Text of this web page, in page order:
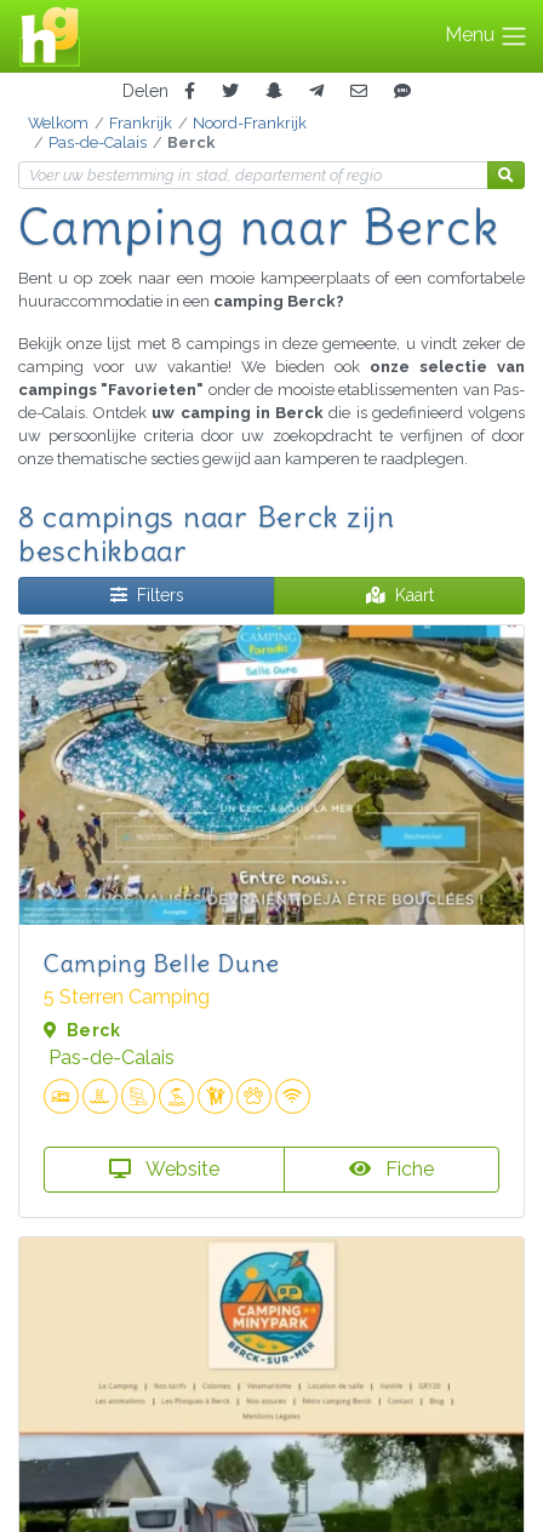
Menu
Delen
Welkom Frankrijk
Noord-Frankrijk
Pas-de-Calais
Berck
Camping naar Berck
Bent u op zoek naar een mooie kampeerplaats of een comfortabele
huuraccommodatie in een camping Berck?
Bekijk onze lijst met 8 campings in deze gemeente, u vindt zeker de
camping voor uw vakantie! We bieden ook onze selectie van
campings "Favorieten" onder de mooiste etablissementen van Pas-
de-Calais. Ontdek uw camping in Berck die is gedefinieerd volgens
uw persoonlijke criteria door uw zoekopdracht te verfijnen of door
onze thematische secties gewijd aan kamperen te raadplegen.
8 campings naar Berck zijn
beschikbaar
Filters Kaart
Camping Belle Dune
5 Sterren Camping
Berck
Pas-de-Calais
Website Fiche